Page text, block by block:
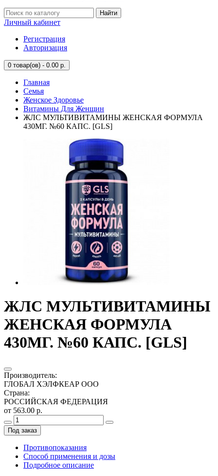
Найти
Личный кабинет
Регистрация
Авторизация
0 товар(ов) - 0.00 р.
Главная
Семья
Женское Здоровье
Витамины Для Женщин
ЖЛС МУЛЬТИВИТАМИНЫ ЖЕНСКАЯ ФОРМУЛА
430МГ. №60 КАПС. [GLS]
ЖЛС МУЛЬТИВИТАМИНЫ
ЖЕНСКАЯ ФОРМУЛА
430МГ. №60 КАПС. [GLS]
Производитель:
ГЛОБАЛ ХЭЛФКЕАР ООО
Страна:
РОССИЙСКАЯ ФЕДЕРАЦИЯ
от 563.00 р.
Под заказ
Противопоказания
Способ применения и дозы
Подробное описание